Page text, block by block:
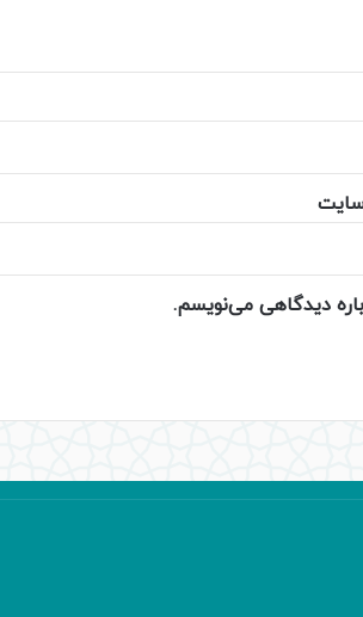
دیدگاهی می‌نویسم.